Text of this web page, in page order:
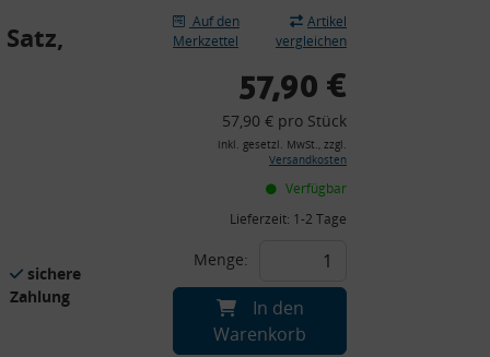
sichere
Zahlung
Auf den
Merkzettel
Artikel
vergleichen
57,90 €
57,90 € pro Stück
inkl. gesetzl. MwSt., zzgl.
Versandkosten
Verfügbar
Lieferzeit: 1-2 Tage
Menge:
In den
Warenkorb